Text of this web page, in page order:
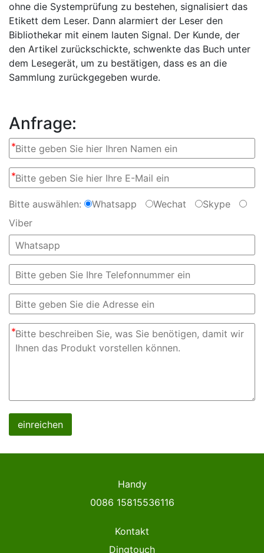
ohne die Systemprüfung zu bestehen, signalisiert das
Etikett dem Leser. Dann alarmiert der Leser den
Bibliothekar mit einem lauten Signal. Der Kunde, der
den Artikel zurückschickte, schwenkte das Buch unter
dem Lesegerät, um zu bestätigen, dass es an die
Sammlung zurückgegeben wurde.
Anfrage:
*
*
Bitte auswählen: Whatsapp Wechat
Skype
Viber
*
einreichen
Handy
0086 15815536116
Kontakt
Dingtouch